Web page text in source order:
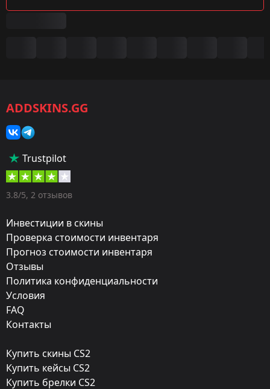
Категория:
Наборы музыки
75 %
Дизайнер:
Художник:
Beartooth
Обновление:
Most Valuable Kits
Дата релиза:
Сентябрь 24, 2015
ADDSKINS.GG
Trustpilot
3.8/5, 2 отзывов
Инвестиции в скины
Проверка стоимости инвентаря
Прогноз стоимости инвентаря
Отзывы
Политика конфиденциальности
Условия
FAQ
Контакты
Купить скины CS2
Купить кейсы CS2
Купить брелки CS2